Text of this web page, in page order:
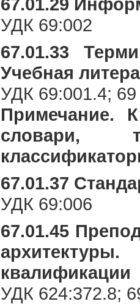
УДК 69:002
67.01.33
Учебная
УДК 69:001.4;
Примечание.
словари,
67.01.37
УДК 69:006
67.01.45
квалификации
УДК 624:372.8;